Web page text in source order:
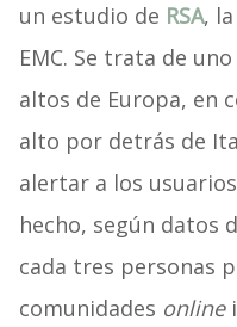
un estudio de RSA,
EMC. Se trata de
altos de Europa, en
alto por detrás de
alertar a los
hecho, según datos
cada tres personas
comunidades online